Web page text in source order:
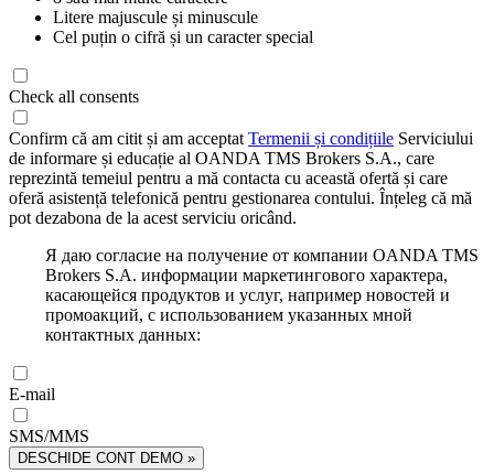
Litere majuscule și minuscule
Cel puțin o cifră și un caracter special
Check all consents
Confirm că am citit și am acceptat Termenii și condițiile Serviciului
de informare și educație al OANDA TMS Brokers S.A., care
reprezintă temeiul pentru a mă contacta cu această ofertă și care
oferă asistență telefonică pentru gestionarea contului. Înțeleg că mă
pot dezabona de la acest serviciu oricând.
Я даю согласие на получение от компании OANDA TMS
Brokers S.A. информации маркетингового характера,
касающейся продуктов и услуг, например новостей и
промоакций, с использованием указанных мной
контактных данных:
E-mail
SMS/MMS
DESCHIDE CONT DEMO »